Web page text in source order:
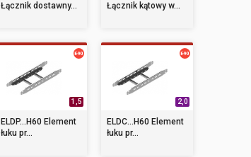
Łącznik dostawny...
Łącznik kątowy w...
1,5
ELDP...H60 Element
łuku pr...
2,0
ELDC...H60 Element
łuku pr...